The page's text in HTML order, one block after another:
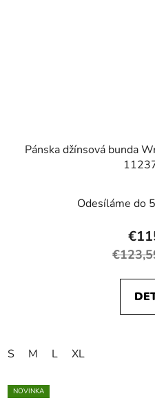
Pánska džínsová bunda
Odesíláme do
S M L XL
NOVINKA